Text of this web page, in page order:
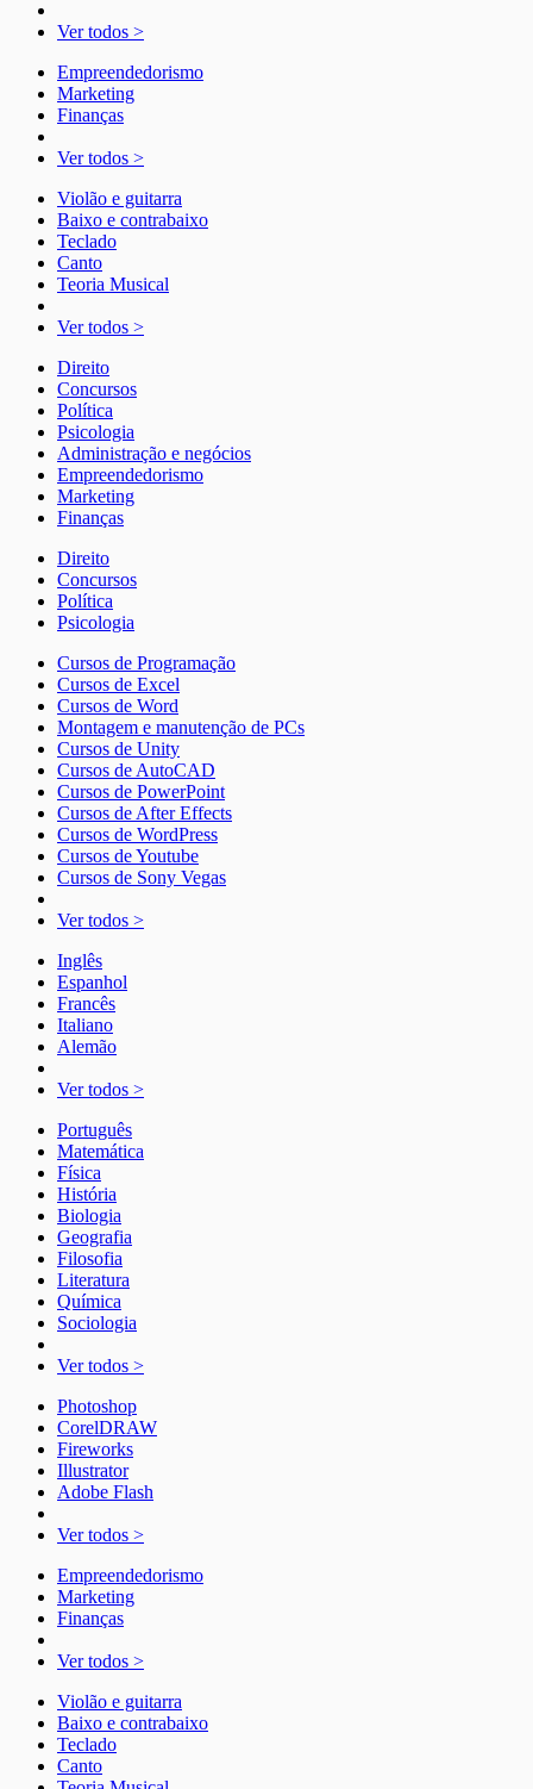
Ver todos >
Empreendedorismo
Marketing
Finanças
Ver todos >
Violão e guitarra
Baixo e contrabaixo
Teclado
Canto
Teoria Musical
Ver todos >
Direito
Concursos
Política
Psicologia
Administração e negócios
Empreendedorismo
Marketing
Finanças
Direito
Concursos
Política
Psicologia
Cursos de Programação
Cursos de Excel
Cursos de Word
Montagem e manutenção de PCs
Cursos de Unity
Cursos de AutoCAD
Cursos de PowerPoint
Cursos de After Effects
Cursos de WordPress
Cursos de Youtube
Cursos de Sony Vegas
Ver todos >
Inglês
Espanhol
Francês
Italiano
Alemão
Ver todos >
Português
Matemática
Física
História
Biologia
Geografia
Filosofia
Literatura
Química
Sociologia
Ver todos >
Photoshop
CorelDRAW
Fireworks
Illustrator
Adobe Flash
Ver todos >
Empreendedorismo
Marketing
Finanças
Ver todos >
Violão e guitarra
Baixo e contrabaixo
Teclado
Canto